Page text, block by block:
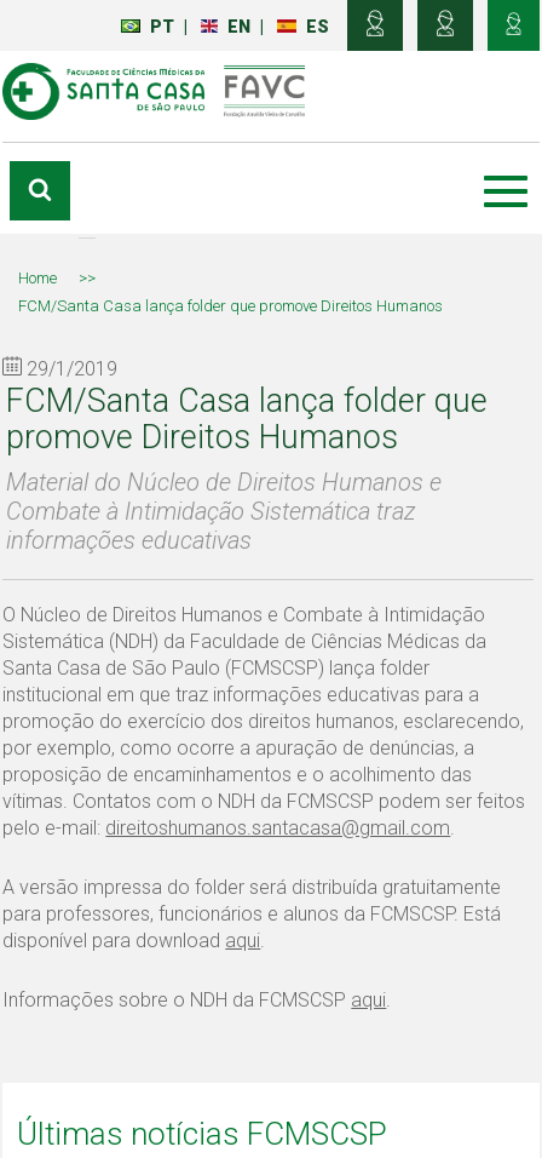
PT EN ES
Home
>>
FCM/Santa Casa lança folder que promove Direitos Humanos
29/1/2019
FCM/Santa Casa lança folder que
promove Direitos Humanos
Material do Núcleo de Direitos Humanos e
Combate à Intimidação Sistemática traz
informações educativas
O Núcleo de Direitos Humanos e Combate à Intimidação
Sistemática (NDH) da Faculdade de Ciências Médicas da
Santa Casa de São Paulo (FCMSCSP) lança folder
institucional em que traz informações educativas para a
promoção do exercício dos direitos humanos, esclarecendo,
por exemplo, como ocorre a apuração de denúncias, a
proposição de encaminhamentos e o acolhimento das
vítimas. Contatos com o NDH da FCMSCSP podem ser feitos
pelo e-mail: direitoshumanos.santacasa@gmail.com.
A versão impressa do folder será distribuída gratuitamente
para professores, funcionários e alunos da FCMSCSP. Está
disponível para download aqui.
Informações sobre o NDH da FCMSCSP aqui.
Últimas notícias FCMSCSP